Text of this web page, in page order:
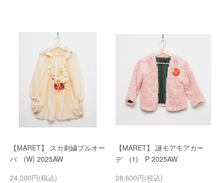
【MARET】 スカ刺繍プルオー
バ (W) 2025AW
24,200円(税込)
【MARET】 謎モアモアカー
デ (1) P 2025AW
28,600円(税込)